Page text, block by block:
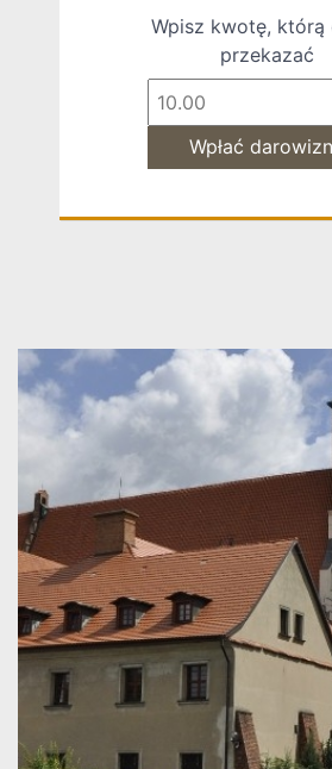
Wpisz kwotę, którą
przekazać